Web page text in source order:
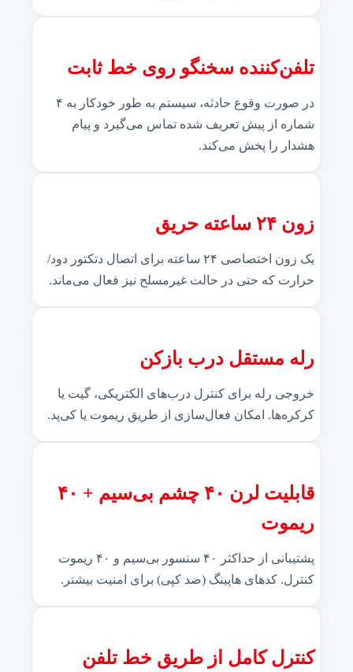
تلفن‌کننده سخنگو روی خط ثابت
در صورت وقوع حادثه، سیستم به طور خودکار به ۴
شماره از پیش تعریف شده تماس می‌گیرد و پیام
هشدار را پخش می‌کند.
زون ۲۴ ساعته حریق
یک زون اختصاصی ۲۴ ساعته برای اتصال دتکتور دود/
حرارت که حتی در حالت غیرمسلح نیز فعال می‌ماند.
رله مستقل درب بازکن
خروجی رله برای کنترل درب‌های الکتریکی، گیت یا
کرکره‌ها. امکان فعال‌سازی از طریق ریموت یا کی‌پد.
قابلیت لرن ۴۰ چشم بی‌سیم + ۴۰
ریموت
پشتیبانی از حداکثر ۴۰ سنسور بی‌سیم و ۴۰ ریموت
کنترل. کدهای هاپینگ (ضد کپی) برای امنیت بیشتر.
کنترل کامل از طریق خط تلفن